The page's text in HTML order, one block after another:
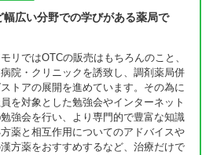
広い分野での学びがある薬局で
リではOTCの販売はもちろんのこと、
院・クリニックを誘致し、調剤薬局併
トアの展開を進めています。その為に
を対象とした勉強会やインターネット
強会を行い、より専門的で豊富な知識
薬と相互作用についてのアドバイスや
方薬をおすすめするなど、治療だけで